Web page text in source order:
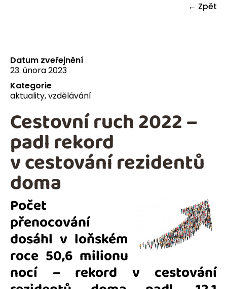
← Zpět
Datum zveřejnění
23. února 2023
Kategorie
aktuality,vzdělávání
Počet
přenocování
dosáhl v loňském
roce 50,6 milionu
nocí – rekord v cestování
Cestovní ruch 2022 –
padl rekord
v cestování rezidentů
doma